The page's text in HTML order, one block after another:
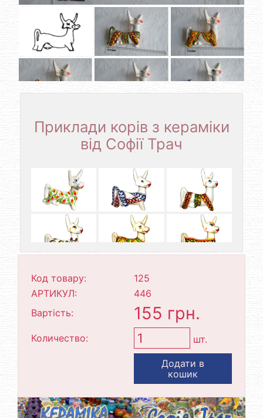
Приклади корів з кераміки
від Софії Трач
Код товару:
125
АРТИКУЛ:
446
Вартість:
155 грн.
Количество: шт.
Додати в
кошик